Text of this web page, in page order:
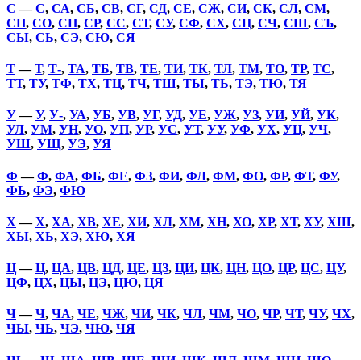
С —С, СА, СБ, СВ, СГ, СД, СЕ, СЖ, СИ, СК, СЛ, СМ,
СН, СО, СП, СР, СС, СТ, СУ, СФ, СХ, СЦ, СЧ, СШ, СЪ,
СЫ, СЬ, СЭ, СЮ, СЯ
Т—Т, Т-, ТА, ТБ, ТВ, ТЕ, ТИ, ТК, ТЛ, ТМ, ТО, ТР, ТС,
ТТ, ТУ, ТФ, ТХ, ТЦ, ТЧ, ТШ, ТЫ, ТЬ, ТЭ, ТЮ, ТЯ
У—У, У-, УА, УБ, УВ, УГ, УД, УЕ, УЖ, УЗ, УИ, УЙ, УК,
УЛ, УМ, УН, УО, УП, УР, УС, УТ, УУ, УФ, УХ, УЦ, УЧ,
УШ, УЩ, УЭ, УЯ
Ф —Ф, ФА, ФБ, ФЕ, ФЗ, ФИ, ФЛ, ФМ, ФО, ФР, ФТ, ФУ,
ФЬ, ФЭ, ФЮ
Х —Х, ХА, ХВ, ХЕ, ХИ, ХЛ, ХМ, ХН, ХО, ХР, ХТ, ХУ, ХШ,
ХЫ, ХЬ, ХЭ, ХЮ, ХЯ
Ц—Ц, ЦА, ЦВ, ЦД, ЦЕ, ЦЗ, ЦИ, ЦК, ЦН, ЦО, ЦР, ЦС, ЦУ,
ЦФ, ЦХ, ЦЫ, ЦЭ, ЦЮ, ЦЯ
Ч—Ч, ЧА, ЧЕ, ЧЖ, ЧИ, ЧК, ЧЛ, ЧМ, ЧО, ЧР, ЧТ, ЧУ, ЧХ,
ЧЫ, ЧЬ, ЧЭ, ЧЮ, ЧЯ